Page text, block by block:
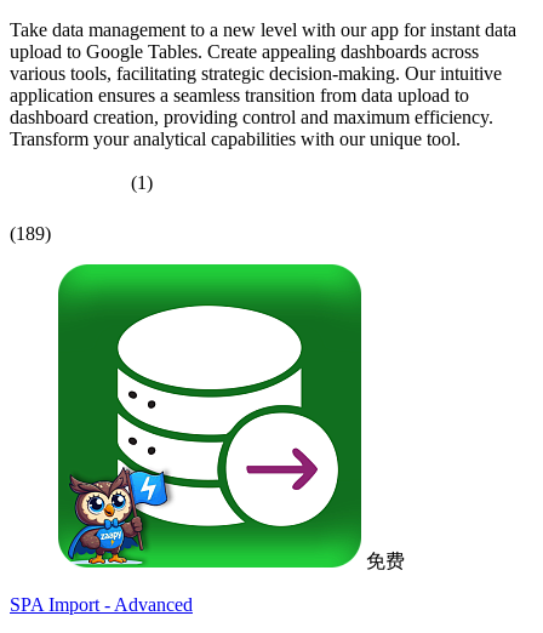
Take data management to a new level with our app for instant data
upload to Google Tables. Create appealing dashboards across
various tools, facilitating strategic decision-making. Our intuitive
application ensures a seamless transition from data upload to
dashboard creation, providing control and maximum efficiency.
Transform your analytical capabilities with our unique tool.
(1)
(189)
免费
SPA Import - Advanced